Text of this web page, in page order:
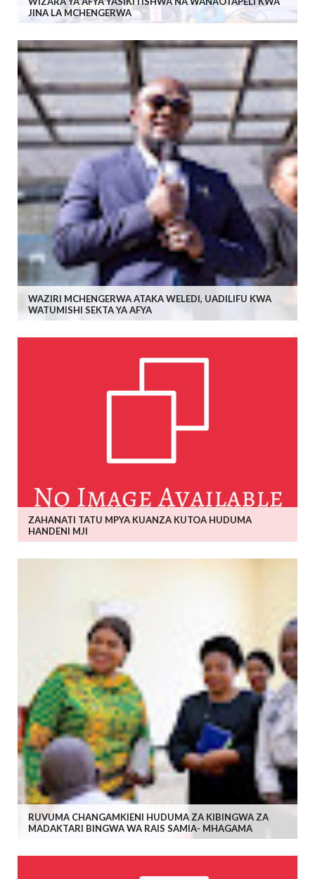
JINA LA MCHENGERWA
WAZIRI MCHENGERWA ATAKA WELEDI, UADILIFU KWA
WATUMISHI SEKTA YA AFYA
ZAHANATI TATU MPYA KUANZA KUTOA HUDUMA
HANDENI MJI
RUVUMA CHANGAMKIENI HUDUMA ZA KIBINGWA ZA
MADAKTARI BINGWA WA RAIS SAMIA- MHAGAMA